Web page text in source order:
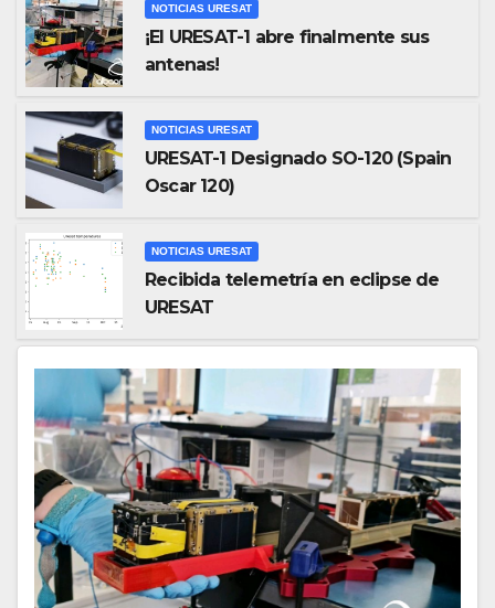
NOTICIAS URESAT
¡El URESAT-1 abre finalmente sus
antenas!
NOTICIAS URESAT
URESAT-1 Designado SO-120 (Spain
Oscar 120)
NOTICIAS URESAT
Recibida telemetría en eclipse de
URESAT